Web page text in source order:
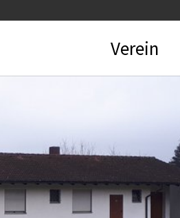
Verein